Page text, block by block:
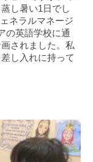
し暑い1日でし
ネラルマネージ
の英語学校に通
されました。私
し入れに持って